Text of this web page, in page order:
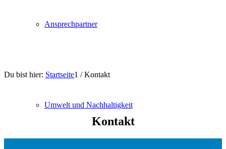
Ansprechpartner
Umwelt und Nachhaltigkeit
Du bist hier: Startseite1 / Kontakt
Kontakt